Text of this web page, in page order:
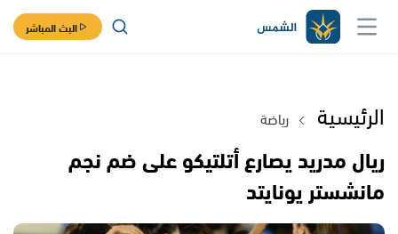
البث المباشر
الرئيسية رياضة
ريال مدريد يصارع أتلتيكو على ضم نجم
مانشستر يونايتد